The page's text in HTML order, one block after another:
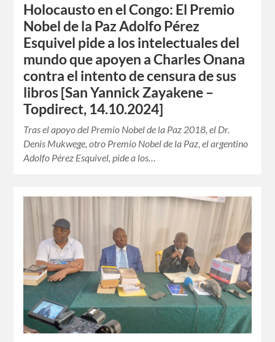
Holocausto en el Congo: El Premio
Nobel de la Paz Adolfo Pérez
Esquivel pide a los intelectuales del
mundo que apoyen a Charles Onana
contra el intento de censura de sus
libros [San Yannick Zayakene –
Topdirect, 14.10.2024]
Tras el apoyo del Premio Nobel de la Paz 2018, el Dr.
Denis Mukwege, otro Premio Nobel de la Paz, el argentino
Adolfo Pérez Esquivel, pide a los…